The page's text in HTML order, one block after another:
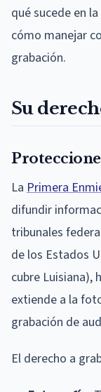
qué sucede en
cómo manejar
grabación.
Su
La Primera
difundir
tribunales
de los Estados
cubre Luisiana),
extiende a la
grabación de
El derecho a